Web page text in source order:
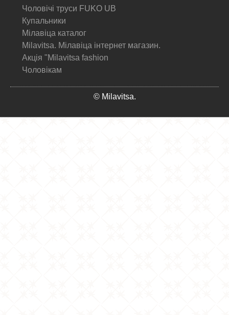
Чоловічі труси FUKO UB
Купальники
Мілавіца каталог
Milavitsa. Мілавіца інтернет магазин.
Акція "Milavitsa fashion
Чоловікам
© Milavitsa.